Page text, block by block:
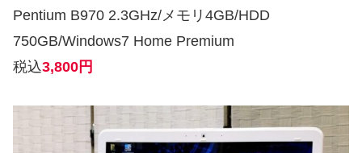
Pentium B970 2.3GHz/メモリ4GB/HDD
750GB/Windows7 Home Premium
税込3,800円